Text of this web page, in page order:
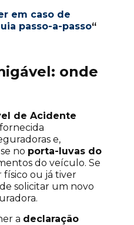
em caso de
passo-a-passo“
onde
de Acidente
e,
no porta-luvas do
do veículo. Se
ou já tiver
solicitar um novo
a declaração